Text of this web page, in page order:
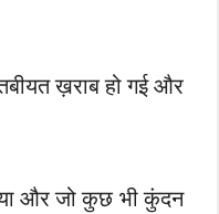
ख़राब हो गई और
और जो कुछ भी कुंदन